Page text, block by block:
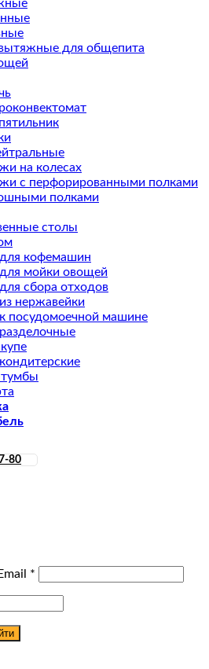
для общепита
на колесах
с перфорированными полками
полками
столы
кофемашин
мойки овощей
сбора отходов
нержавейки
посудомоечной машине
80
*